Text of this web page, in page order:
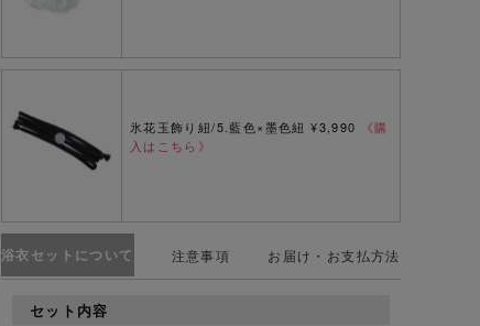
氷花玉飾り紐/5.藍色×墨色紐 ¥3,990
《購
入はこちら》
浴衣セットについて 注意事項 お届け・お支払方法
セット内容